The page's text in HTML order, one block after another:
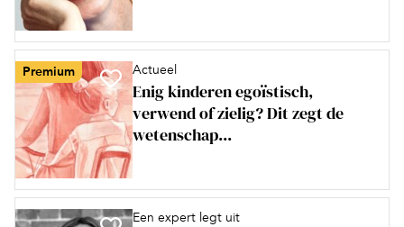
Premium Actueel
Enig kinderen egoïstisch,
verwend of zielig? Dit zegt de
wetenschap...
Een expert legt uit